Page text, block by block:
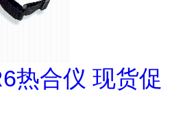
热合仪 现货促